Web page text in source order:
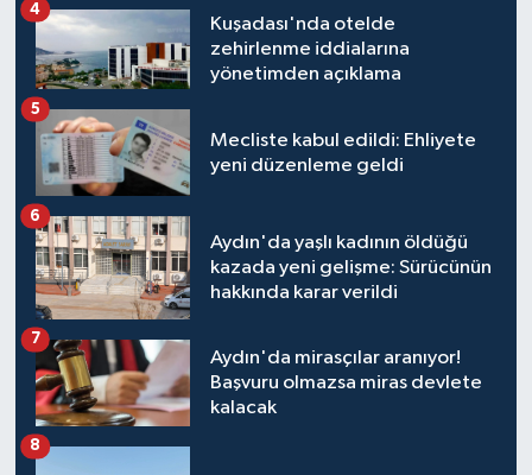
Kuşadası'nda otelde
zehirlenme iddialarına
yönetimden açıklama
4
Mecliste kabul edildi: Ehliyete
yeni düzenleme geldi
5
Aydın'da yaşlı kadının öldüğü
kazada yeni gelişme: Sürücünün
hakkında karar verildi
6
Aydın'da mirasçılar aranıyor!
Başvuru olmazsa miras devlete
kalacak
7
8